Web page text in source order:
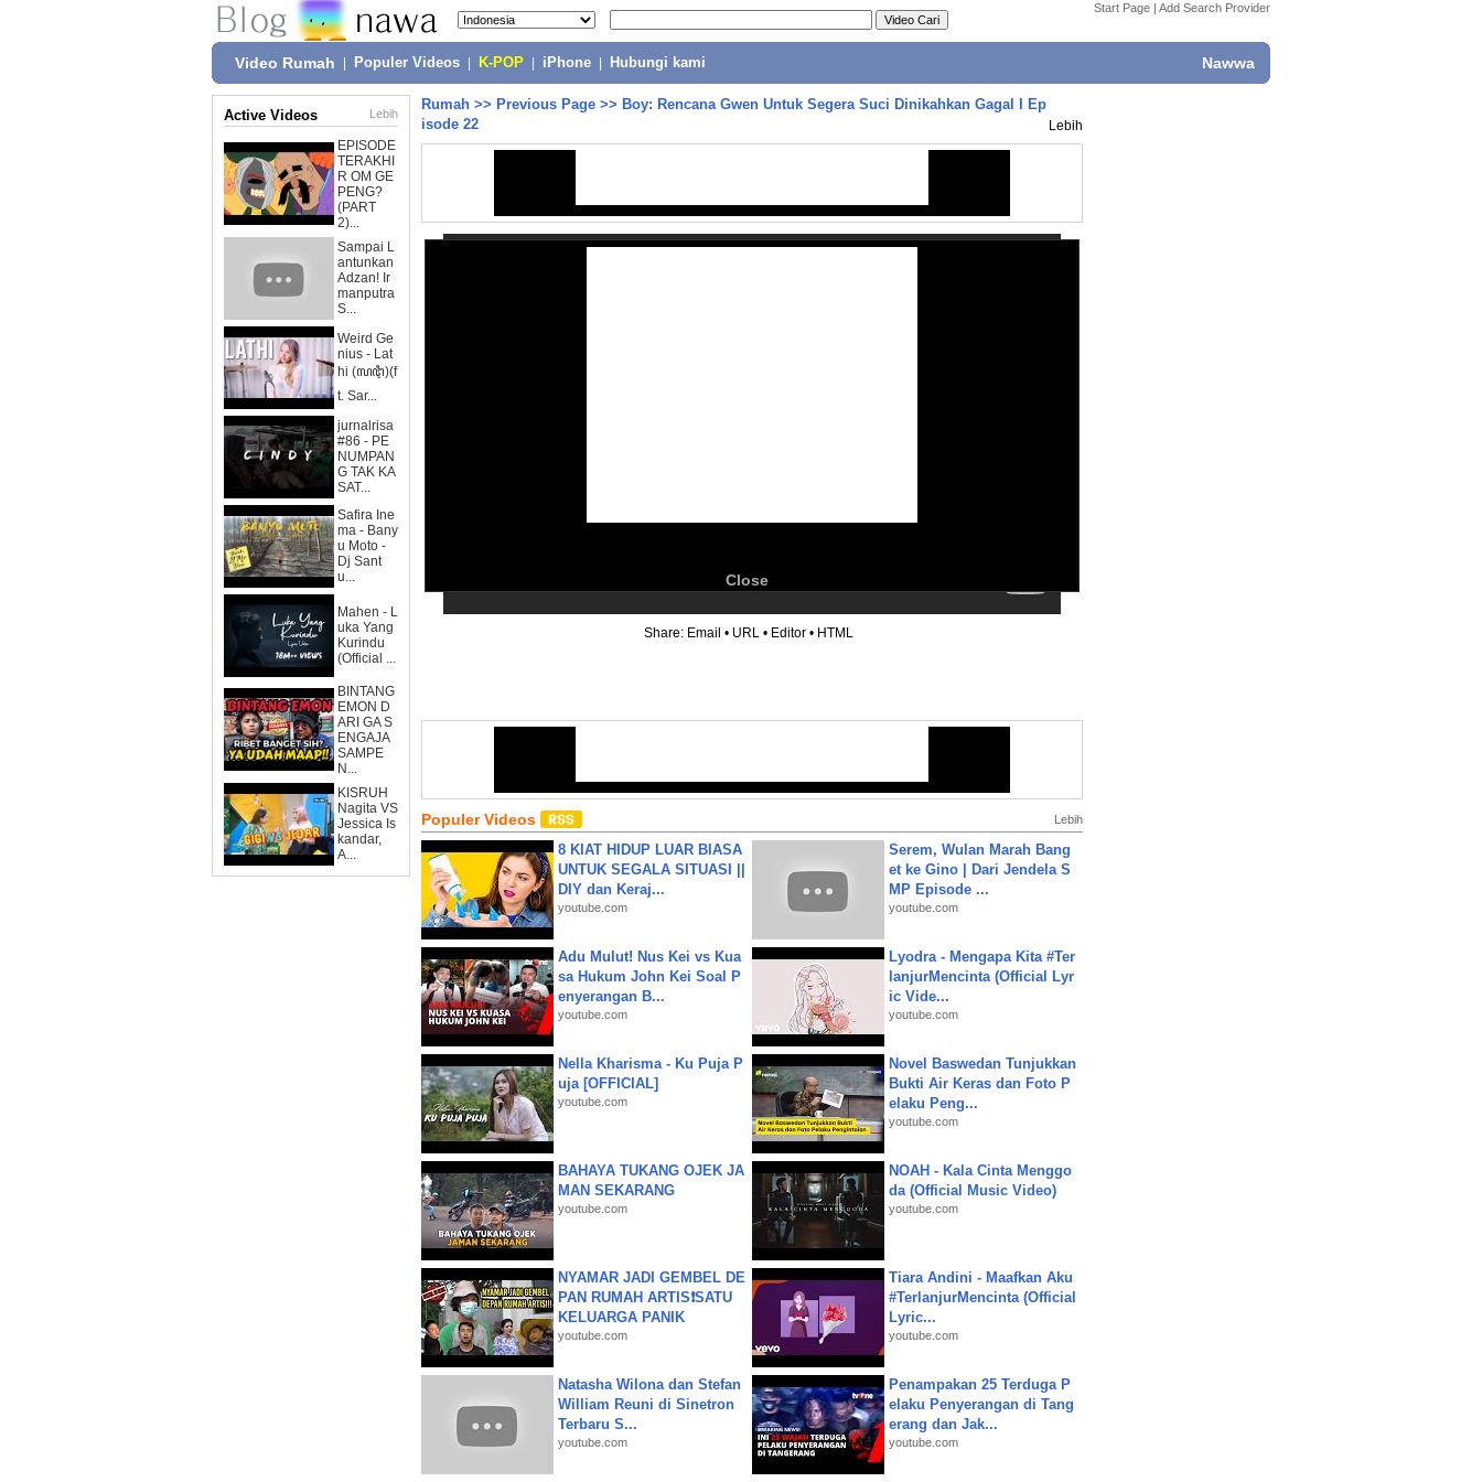
Start Page | Add Search Provider
Video Rumah Populer Videos K-POP iPhone Hubungi kami Nawwa
Active Videos Lebih
EPISODE
TERAKHI
R OM GE
PENG?
(PART
2)...
Sampai L
antunkan
Adzan! Ir
manputra
S...
Weird Ge
nius - Lat
hi (ꦭꦛꦶ)(f
t. Sar...
jurnalrisa
#86 - PE
NUMPAN
G TAK KA
SAT...
Safira Ine
ma - Bany
u Moto -
Dj Sant
u...
Mahen - L
uka Yang
Kurindu
(Official ...
BINTANG
EMON D
ARI GA S
ENGAJA
SAMPE
N...
KISRUH
Nagita VS
Jessica Is
kandar,
A...
Rumah >> Previous Page >> Boy: Rencana Gwen Untuk Segera Suci Dinikahkan Gagal I Ep
isode 22
Lebih
Close
Share: Email • URL • Editor • HTML
Populer Videos Lebih
8 KIAT HIDUP LUAR BIASA
UNTUK SEGALA SITUASI ||
DIY dan Keraj...
youtube.com
Serem, Wulan Marah Bang
et ke Gino | Dari Jendela S
MP Episode ...
youtube.com
Adu Mulut! Nus Kei vs Kua
sa Hukum John Kei Soal P
enyerangan B...
youtube.com
Lyodra - Mengapa Kita #Ter
lanjurMencinta (Official Lyr
ic Vide...
youtube.com
Nella Kharisma - Ku Puja P
uja [OFFICIAL]
youtube.com
Novel Baswedan Tunjukkan
Bukti Air Keras dan Foto P
elaku Peng...
youtube.com
BAHAYA TUKANG OJEK JA
MAN SEKARANG
youtube.com
NOAH - Kala Cinta Menggo
da (Official Music Video)
youtube.com
NYAMAR JADI GEMBEL DE
PAN RUMAH ARTIS❗SATU
KELUARGA PANIK
youtube.com
Tiara Andini - Maafkan Aku
#TerlanjurMencinta (Official
Lyric...
youtube.com
Natasha Wilona dan Stefan
William Reuni di Sinetron
Terbaru S...
youtube.com
Penampakan 25 Terduga P
elaku Penyerangan di Tang
erang dan Jak...
youtube.com